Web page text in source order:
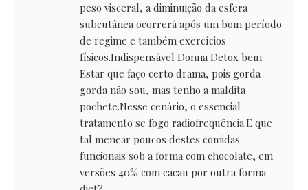
peso visceral, a diminuição da esfera
subcutânea ocorrerá após um bom período
de regime e também exercícios
físicos.Indispensável Donna Detox bem
Estar que faço certo drama, pois gorda
gorda não sou, mas tenho a maldita
pochete.Nesse cenário, o essencial
tratamento se fogo radiofrequência.E que
tal menear poucos destes comidas
funcionais sob a forma com chocolate, em
versões 40% com cacau por outra forma